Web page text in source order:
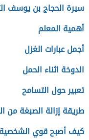
سيرة الحجاج بن يوسف
أهمية المعلم
أجمل عبارات الغزل
الدوخة اثناء الحمل
تعبير حول التسامح
طريقة إزالة الصبغة من
كيف أصبح قوي الشخصية